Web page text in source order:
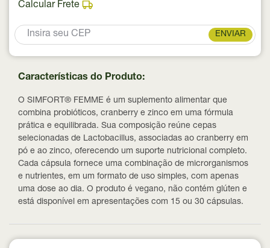
Calcular Frete
ENVIAR
Características do Produto:
O SIMFORT® FEMME é um suplemento alimentar que
combina probióticos, cranberry e zinco em uma fórmula
prática e equilibrada. Sua composição reúne cepas
selecionadas de Lactobacillus, associadas ao cranberry em
pó e ao zinco, oferecendo um suporte nutricional completo.
Cada cápsula fornece uma combinação de microrganismos
e nutrientes, em um formato de uso simples, com apenas
uma dose ao dia. O produto é vegano, não contém glúten e
está disponível em apresentações com 15 ou 30 cápsulas.